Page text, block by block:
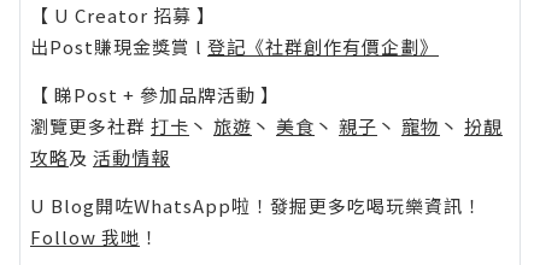
【 U Creator 招募 】
出Post賺現金獎賞 l 登記《社群創作有價企劃》
【 睇Post + 參加品牌活動 】
瀏覽更多社群 打卡 丶 旅遊 丶 美食 丶 親子 丶 寵物 丶 扮靚
攻略及 活動情報
U Blog開咗WhatsApp啦！發掘更多吃喝玩樂資訊！
Follow 我哋 ！